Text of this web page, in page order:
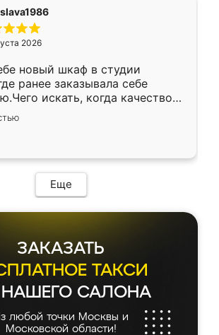
2026
новый шкаф в студии
ранее заказывала себе
искать, когда качеством
Служит кухня уже почти
нет.
Еще
ЗАКАЗАТЬ
ТАКСИ
САЛОНА
любой точки Москвы и
Московской области!